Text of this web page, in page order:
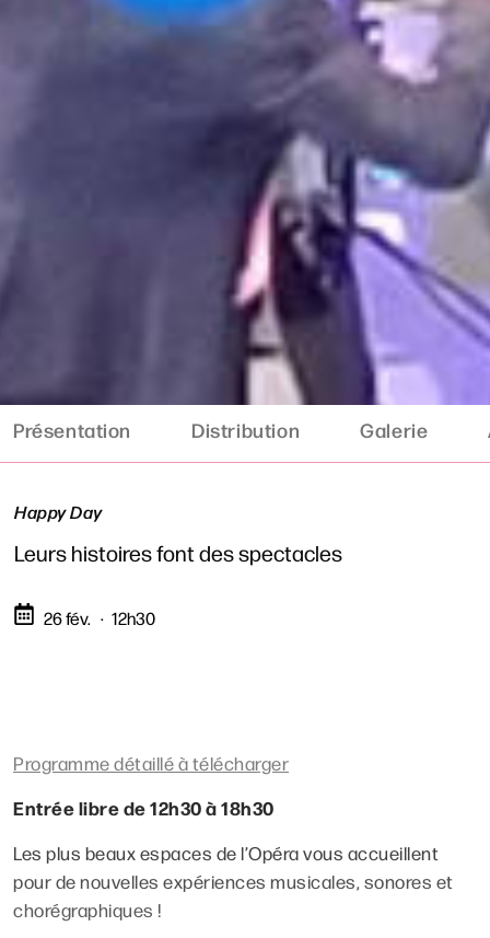
Présentation Distribution Galerie
Happy Day
Leurs histoires font des spectacles
26 fév. 12h30
Programme détaillé à télécharger
Entrée libre de 12h30 à 18h30
Les plus beaux espaces de l’Opéra vous accueillent
pour de nouvelles expériences musicales, sonores et
chorégraphiques !